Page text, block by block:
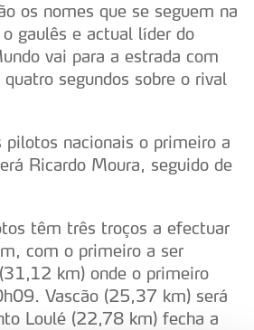
os nomes que se seguem na
gaulês e actual líder do
vai para a estrada com
segundos sobre o rival
pilotos nacionais o primeiro a
Ricardo Moura, seguido de
têm três troços a efectuar
com o primeiro a ser
km) onde o primeiro
Vascão (25,37 km) será
Loulé (22,78 km) fecha a